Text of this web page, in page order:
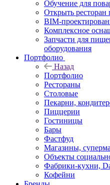
Обучение для
Открыть
BIM-
Комплексное
Запчасти для
оборудования
Портфолио
Назад
Портфолио
Рестораны
Столовые
Пекарни,
Пиццерии
Гостиницы
Бары
Фастфуд
Магазины,
Объекты
Фабрики-кухни,
Кофейни